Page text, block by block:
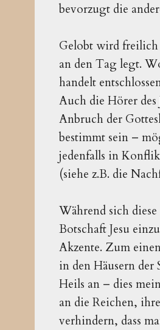
bevorzugt die
Gelobt wird
an den Tag legt.
handelt
Auch die Hörer
Anbruch der
bestimmt sein –
jedenfalls in
(siehe z.B. die
Während sich
Botschaft Jesu
Akzente. Zum
in den Häusern der
Heils an – dies
an die Reichen,
verhindern, dass